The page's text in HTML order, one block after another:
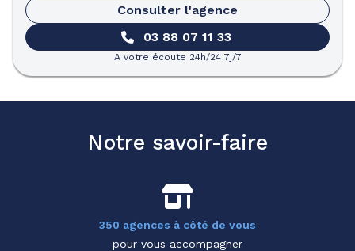
Consulter l'agence
03 88 07 11 33
A votre écoute 24h/24 7j/7
Notre savoir-faire
350 agences à côté de vous
pour vous accompagner